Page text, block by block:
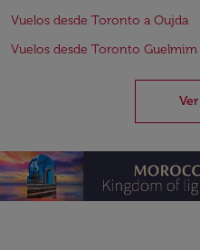
Vuelos desde Toronto a Oujda
Vuelos desde Toronto Guelmim